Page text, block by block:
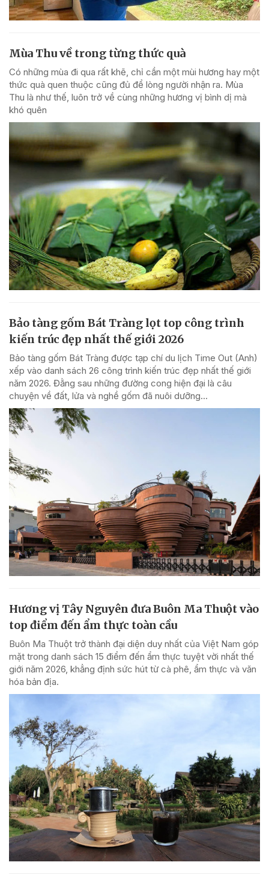
Mùa Thu về trong từng thức quà
Có những mùa đi qua rất khẽ, chỉ cần một mùi hương hay một
thức quà quen thuộc cũng đủ để lòng người nhận ra. Mùa
Thu là như thế, luôn trở về cùng những hương vị bình dị mà
khó quên
Bảo tàng gốm Bát Tràng lọt top công trình
kiến trúc đẹp nhất thế giới 2026
Bảo tàng gốm Bát Tràng được tạp chí du lịch Time Out (Anh)
xếp vào danh sách 26 công trình kiến trúc đẹp nhất thế giới
năm 2026. Đằng sau những đường cong hiện đại là câu
chuyện về đất, lửa và nghề gốm đã nuôi dưỡng...
Hương vị Tây Nguyên đưa Buôn Ma Thuột vào
top điểm đến ẩm thực toàn cầu
Buôn Ma Thuột trở thành đại diện duy nhất của Việt Nam góp
mặt trong danh sách 15 điểm đến ẩm thực tuyệt vời nhất thế
giới năm 2026, khẳng định sức hút từ cà phê, ẩm thực và văn
hóa bản địa.